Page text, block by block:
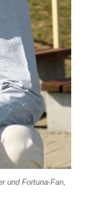
und Fortuna-Fan,